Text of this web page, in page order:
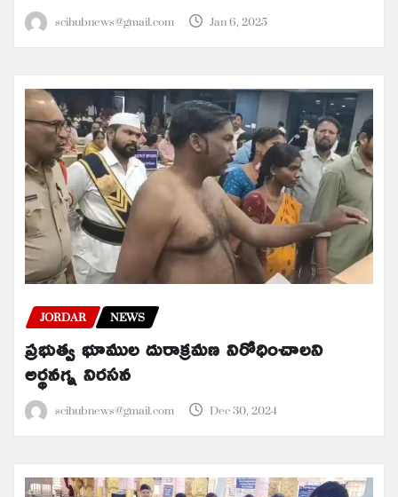
scihubnews@gmail.com Jan 6, 2025
JORDAR NEWS
ప్రభుత్వ భూముల దురాక్రమణ నిరోధించాలని
అర్థనగ్న నిరసన
scihubnews@gmail.com Dec 30, 2024